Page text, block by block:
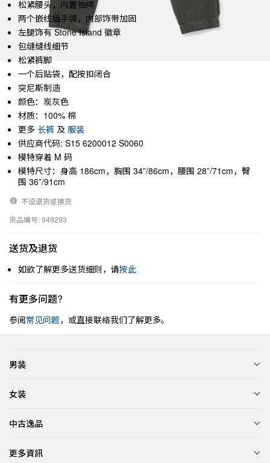
松紧腰头，内置抽绳
两个嵌线插手袋，内部饰带加固
左腿饰有 Stone Island 徽章
包缝缝线细节
松紧裤脚
一个后贴袋，配按扣闭合
突尼斯制造
颜色：炭灰色
材质：100% 棉
更多 长裤 及 服装
供应商代码: S15 6200012 S0060
模特穿着 M 码
模特尺寸：身高 186cm，胸围 34”/86cm，腰围 28”/71cm，臀
围 36”/91cm
不设退货或换货
货品编号: 949293
送货及退货
如欲了解更多送货细则，请按此
有更多问题?
参阅常见问题，或直接联络我们了解更多。
男装
女装
中古逸品
更多資訊